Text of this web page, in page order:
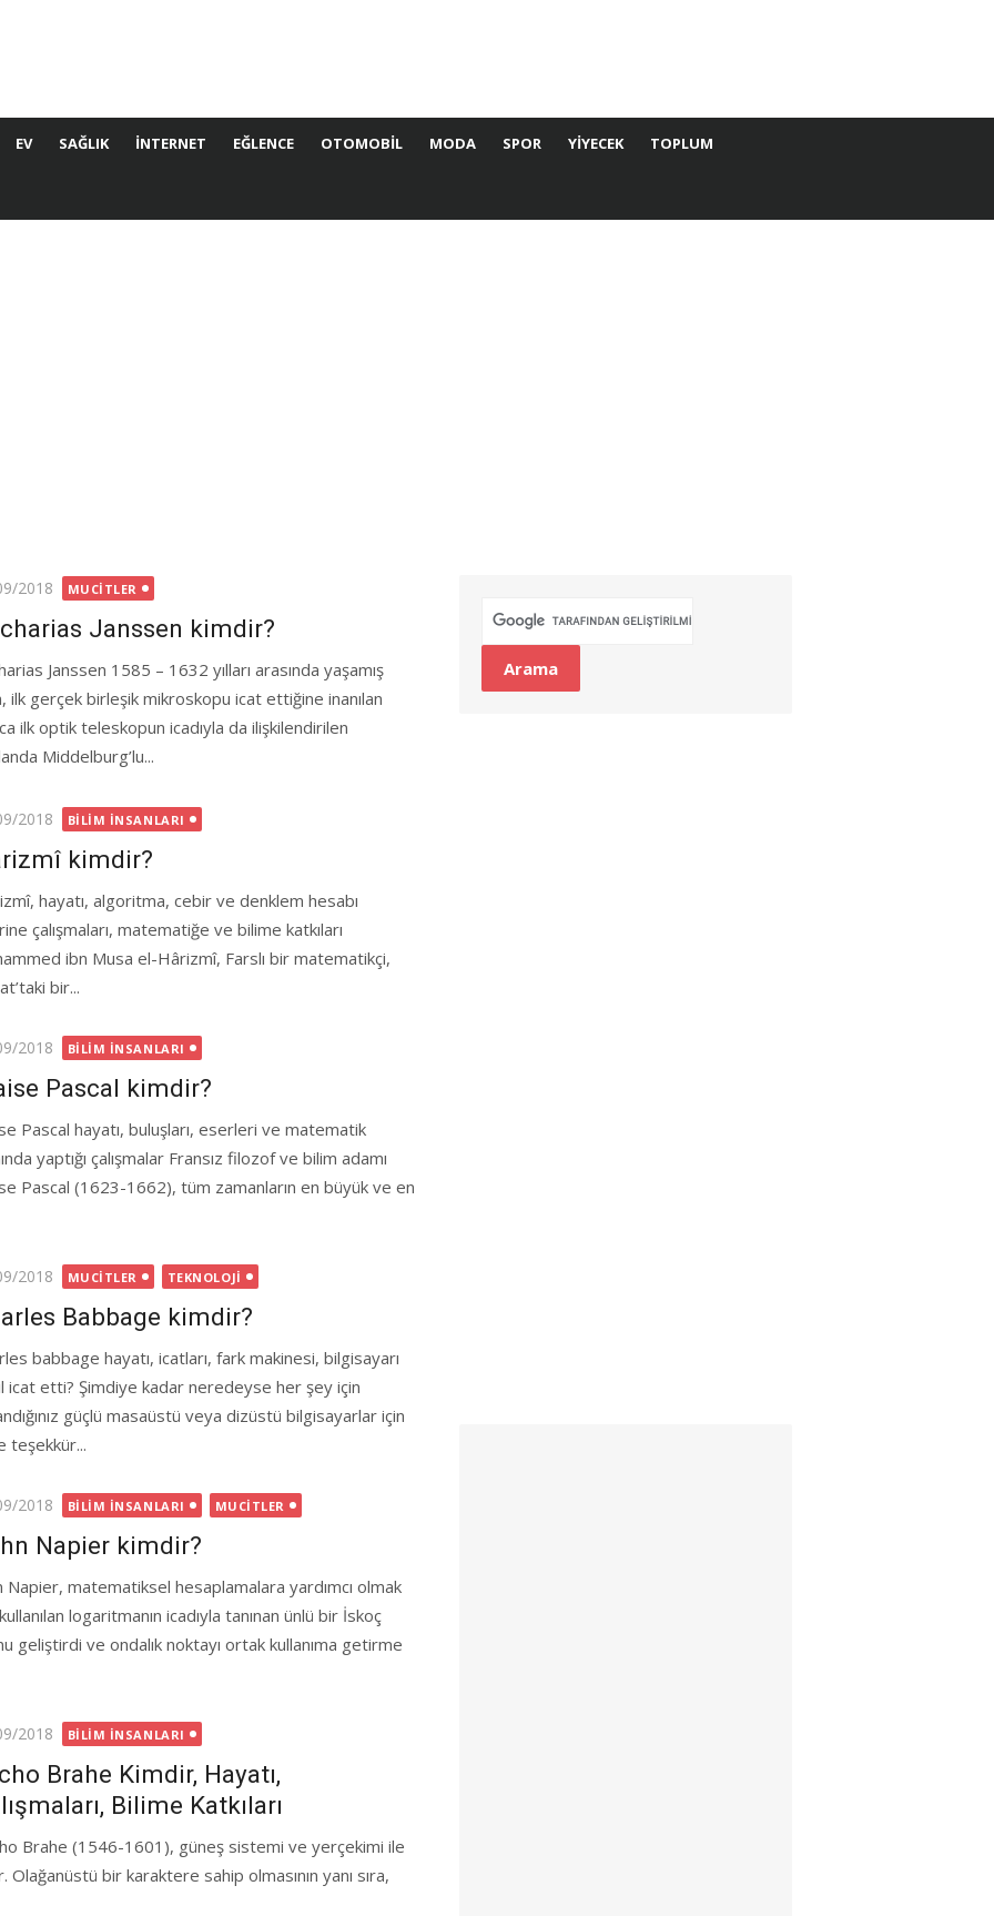
EV SAĞLIK İNTERNET EĞLENCE OTOMOBIL MODA SPOR YIYECEK TOPLUM
2018 MUCITLER
Janssen kimdir?
Janssen 1585 – 1632 yılları arasında yaşamış
ilk gerçek birleşik mikroskopu icat ettiğine inanılan
ilk optik teleskopun icadıyla da ilişkilendirilen
Middelburg’lu...
2018 BILIM İNSANLARI
kimdir?
hayatı, algoritma, cebir ve denklem hesabı
çalışmaları, matematiğe ve bilime katkıları
ibn Musa el-Hârizmî, Farslı bir matematikçi,
bir...
2018 BILIM İNSANLARI
Pascal kimdir?
Pascal hayatı, buluşları, eserleri ve matematik
yaptığı çalışmalar Fransız filozof ve bilim adamı
Pascal (1623-1662), tüm zamanların en büyük ve en
2018 MUCITLER TEKNOLOJI
Babbage kimdir?
babbage hayatı, icatları, fark makinesi, bilgisayarı
icat etti? Şimdiye kadar neredeyse her şey için
güçlü masaüstü veya dizüstü bilgisayarlar için
teşekkür...
2018 BILIM İNSANLARI MUCITLER
Napier kimdir?
Napier, matematiksel hesaplamalara yardımcı olmak
logaritmanın icadıyla tanınan ünlü bir İskoç
geliştirdi ve ondalık noktayı ortak kullanıma getirme
2018 BILIM İNSANLARI
Brahe Kimdir, Hayatı,
Bilime Katkıları
Brahe (1546-1601), güneş sistemi ve yerçekimi ile
Olağanüstü bir karaktere sahip olmasının yanı sıra,